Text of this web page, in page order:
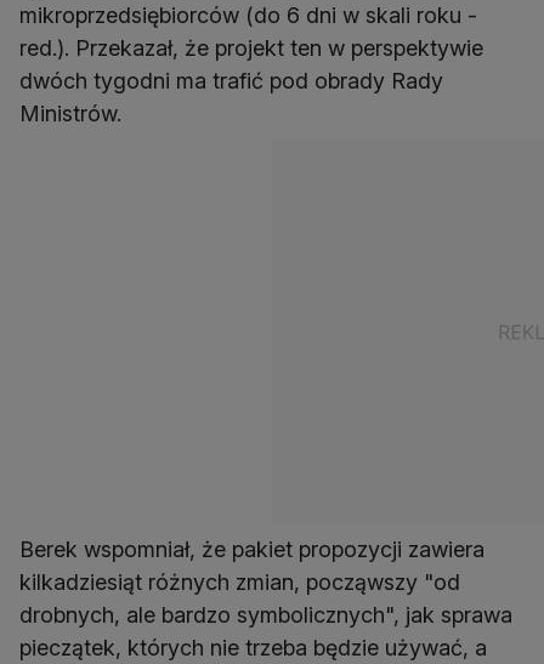
mikroprzedsiębiorców (do 6 dni w skali roku -
red.). Przekazał, że projekt ten w perspektywie
dwóch tygodni ma trafić pod obrady Rady
Ministrów.
Berek wspomniał, że pakiet propozycji zawiera
kilkadziesiąt różnych zmian, począwszy "od
drobnych, ale bardzo symbolicznych", jak sprawa
pieczątek, których nie trzeba będzie używać, a